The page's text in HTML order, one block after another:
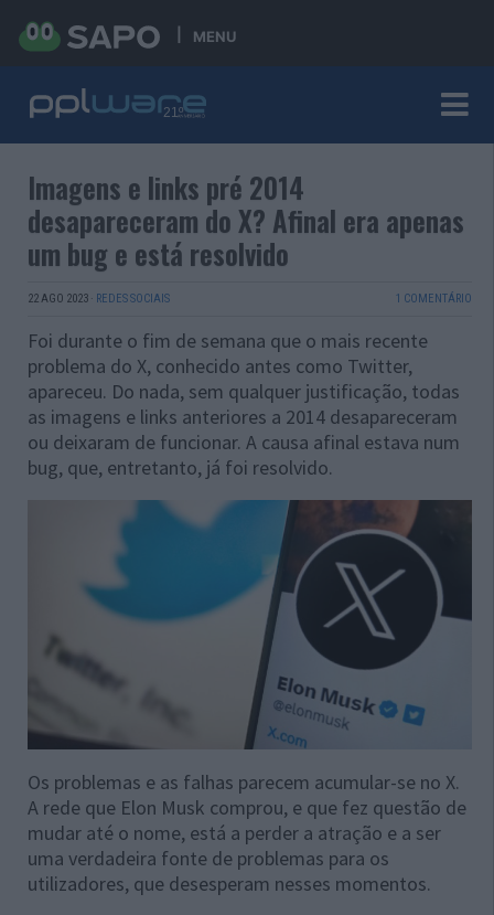
MENU
Imagens e links pré 2014
desapareceram do X? Afinal era apenas
um bug e está resolvido
22 AGO 2023 · REDES SOCIAIS 1 COMENTÁRIO
Foi durante o fim de semana que o mais recente
problema do X, conhecido antes como Twitter,
apareceu. Do nada, sem qualquer justificação, todas
as imagens e links anteriores a 2014 desapareceram
ou deixaram de funcionar. A causa afinal estava num
bug, que, entretanto, já foi resolvido.
Os problemas e as falhas parecem acumular-se no X.
A rede que Elon Musk comprou, e que fez questão de
mudar até o nome, está a perder a atração e a ser
uma verdadeira fonte de problemas para os
utilizadores, que desesperam nesses momentos.